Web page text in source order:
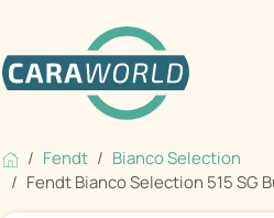
Fendt
Bianco Selection
Fendt Bianco Selection 515 SG